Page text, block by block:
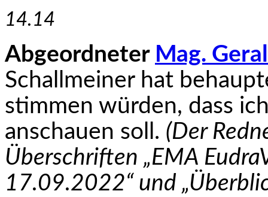
14.14
Abgeordneter Mag.
Schallmeiner hat
stimmen würden, dass
anschauen soll. (Der
Überschriften „EMA
17.09.2022“ und